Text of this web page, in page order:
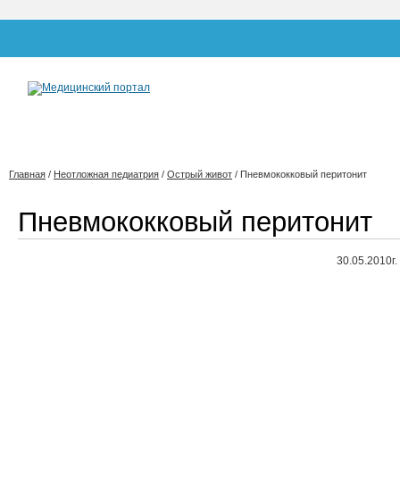
Главная / Неотложная педиатрия / Острый живот / Пневмококковый перитонит
Пневмококковый перитонит
30.05.2010г.